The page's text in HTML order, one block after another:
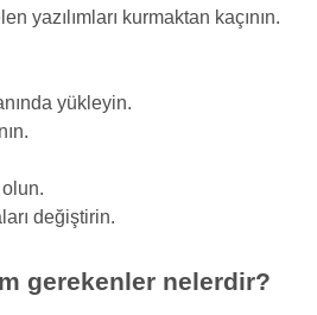
yazılımları kurmaktan kaçının.
yükleyin.
olun.
değiştirin.
gerekenler nelerdir?